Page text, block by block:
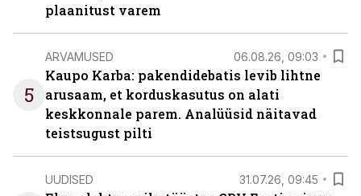
plaanitust varem
5
ARVAMUSED 06.08.26, 09:03
Kaupo Karba: pakendidebatis levib lihtne
arusaam, et korduskasutus on alati
keskkonnale parem. Analüüsid näitavad
teistsugust pilti
UUDISED 31.07.26, 09:45